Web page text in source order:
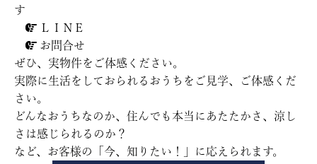
す
 ＬＩＮＥ
 お問合せ
ぜひ、実物件をご体感ください。
実際に生活をしておられるおうちをご見学、ご体感くだ
さい。
どんなおうちなのか、住んでも本当にあたたかさ、涼し
さは感じられるのか？
など、お客様の「今、知りたい！」に応えられます。